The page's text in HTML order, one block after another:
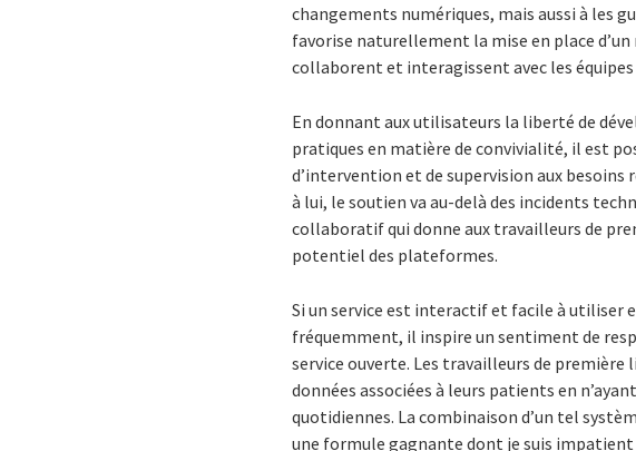
changements numériques, mais aussi à les
favorise naturellement la mise en place
collaborent et interagissent avec les équipes
En donnant aux utilisateurs la liberté de
pratiques en matière de convivialité, il est
d’intervention et de supervision aux
à lui, le soutien va au-delà des incidents
collaboratif qui donne aux travailleurs de
potentiel des plateformes.
Si un service est interactif et facile à utiliser
fréquemment, il inspire un sentiment de
service ouverte. Les travailleurs de première
données associées à leurs patients en
quotidiennes. La combinaison d’un tel
une formule gagnante dont je suis